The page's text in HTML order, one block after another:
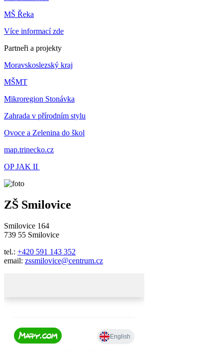
MŠ Řeka
Více informací zde
Partneři a projekty
Moravskoslezský kraj
MŠMT
Mikroregion Stonávka
Zahrada v přírodním stylu
Ovoce a Zelenina do škol
map.trinecko.cz
OP JAK II
ZŠ Smilovice
Smilovice 164
739 55 Smilovice
tel.: +420 591 143 352
email: zssmilovice@centrum.cz